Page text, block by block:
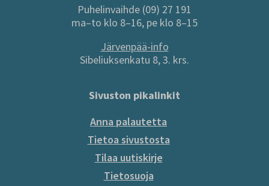
Puhelinvaihde (09) 27 191
ma–to klo 8–16, pe klo 8–15
Järvenpää-info
Sibeliuksenkatu 8, 3. krs.
Sivuston pikalinkit
Anna palautetta
Tietoa sivustosta
Tilaa uutiskirje
Tietosuoja